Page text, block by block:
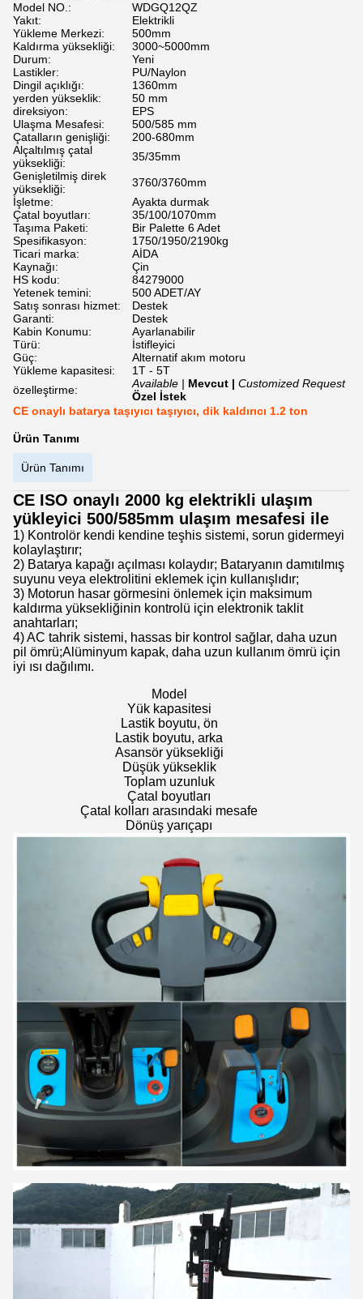
Model NO.:
WDGQ12QZ
Yakıt:
Elektrikli
Yükleme Merkezi:
500mm
Kaldırma yüksekliği:
3000~5000mm
Durum:
Yeni
Lastikler:
PU/Naylon
Dingil açıklığı:
1360mm
yerden yükseklik:
50 mm
direksiyon:
EPS
Ulaşma Mesafesi:
500/585 mm
Çatalların genişliği:
200-680mm
Alçaltılmış çatal
yüksekliği:
35/35mm
Genişletilmiş direk
yüksekliği:
3760/3760mm
İşletme:
Ayakta durmak
Çatal boyutları:
35/100/1070mm
Taşıma Paketi:
Bir Palette 6 Adet
Spesifikasyon:
1750/1950/2190kg
Ticari marka:
AİDA
Kaynağı:
Çin
HS kodu:
84279000
Yetenek temini:
500 ADET/AY
Satış sonrası hizmet:
Destek
Garanti:
Destek
Kabin Konumu:
Ayarlanabilir
Türü:
İstifleyici
Güç:
Alternatif akım motoru
Yükleme kapasitesi:
1T - 5T
özelleştirme:
Available | Mevcut | Customized Request
Özel İstek
CE onaylı batarya taşıyıcı taşıyıcı, dik kaldırıcı 1.2 ton
Ürün Tanımı
Ürün Tanımı
CE ISO onaylı 2000 kg elektrikli ulaşım
yükleyici 500/585mm ulaşım mesafesi ile
1) Kontrolör kendi kendine teşhis sistemi, sorun gidermeyi
kolaylaştırır;
2) Batarya kapağı açılması kolaydır; Bataryanın damıtılmış
suyunu veya elektrolitini eklemek için kullanışlıdır;
3) Motorun hasar görmesini önlemek için maksimum
kaldırma yüksekliğinin kontrolü için elektronik taklit
anahtarları;
4) AC tahrik sistemi, hassas bir kontrol sağlar, daha uzun
pil ömrü;Alüminyum kapak, daha uzun kullanım ömrü için
iyi ısı dağılımı.
Model
Yük kapasitesi
Lastik boyutu, ön
Lastik boyutu, arka
Asansör yüksekliği
Düşük yükseklik
Toplam uzunluk
Çatal boyutları
Çatal kolları arasındaki mesafe
Dönüş yarıçapı